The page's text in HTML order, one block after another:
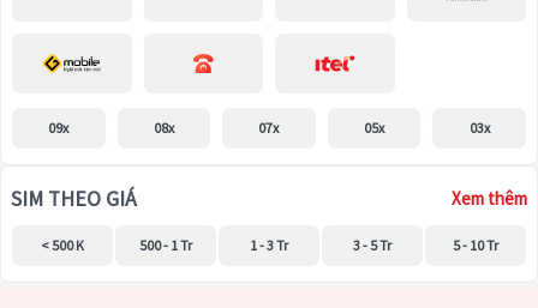
09x 08x 07x 05x 03x
SIM THEO GIÁ Xem thêm
< 500 K 500 - 1 Tr 1 - 3 Tr 3 - 5 Tr 5 - 10 Tr